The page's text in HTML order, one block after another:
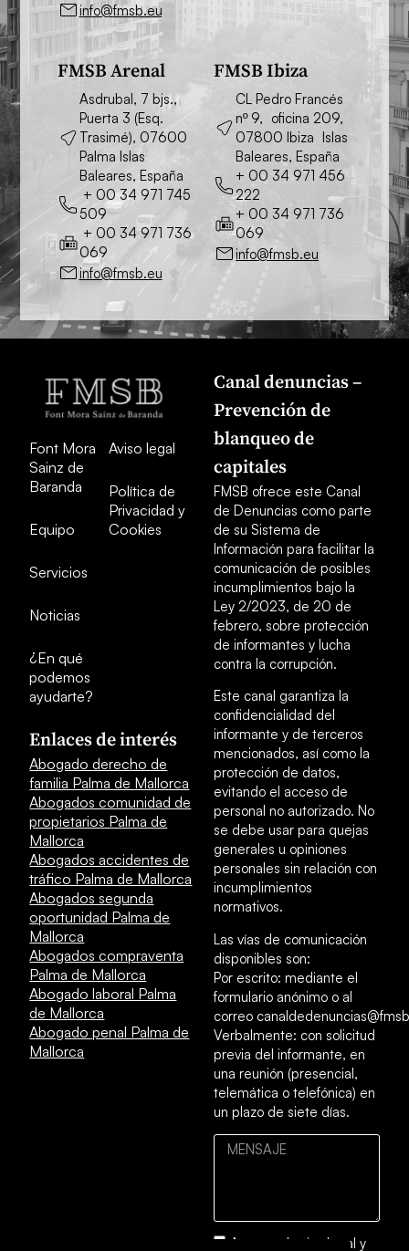
info@fmsb.eu
FMSB Arenal
Asdrubal, 7 bjs.,
Puerta 3 (Esq.
Trasimé), 07600
Palma Islas
Baleares, España
+ 00 34 971 745
509
+ 00 34 971 736
069
info@fmsb.eu
FMSB Ibiza
CL Pedro Francés
nº 9, oficina 209,
07800 Ibiza Islas
Baleares, España
+ 00 34 971 456
222
+ 00 34 971 736
069
info@fmsb.eu
Font Mora
Sainz de
Baranda
Equipo
Servicios
Noticias
¿En qué
podemos
ayudarte?
Aviso legal
Política de
Privacidad y
Cookies
Enlaces de interés
Abogado derecho de
familia Palma de Mallorca
Abogados comunidad de
propietarios Palma de
Mallorca
Abogados accidentes de
tráfico Palma de Mallorca
Abogados segunda
oportunidad Palma de
Mallorca
Abogados compraventa
Palma de Mallorca
Abogado laboral Palma
de Mallorca
Abogado penal Palma de
Mallorca
Canal denuncias –
Prevención de
blanqueo de
capitales
FMSB ofrece este Canal
de Denuncias como parte
de su Sistema de
Información para facilitar la
comunicación de posibles
incumplimientos bajo la
Ley 2/2023, de 20 de
febrero, sobre protección
de informantes y lucha
contra la corrupción.
Este canal garantiza la
confidencialidad del
informante y de terceros
mencionados, así como la
protección de datos,
evitando el acceso de
personal no autorizado. No
se debe usar para quejas
generales u opiniones
personales sin relación con
incumplimientos
normativos.
Las vías de comunicación
disponibles son:
Por escrito: mediante el
formulario anónimo o al
correo
Verbalmente: con solicitud
previa del informante, en
una reunión (presencial,
telemática o telefónica) en
un plazo de siete días.
Acepto el aviso legal y